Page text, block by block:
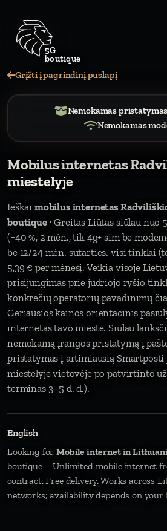
Grįžti į pagrindinį puslapį
Nemokamas
Nemokamas
Mobilus internetas
miestelyje
Ieškai mobilus internetas
boutique· Greitas Liūtas siūlau nuo
(−40 %, 2 mėn., tik 4g+ sim be
be 12/24 mėn. sutarties. visi tinklai
5,39 € per mėnesį. Veikia visoje
prisijungimas prie judriojo ryšio
konkrečių operatorių pavadinimų
Geriausios kainos orientacinis
internetas tavo mieste. Siūlau
nemokamą įrangos pristatymą į
pristatymas į artimiausią Smartposti
miestelyje vietovėje po patvirtinto
terminas 3–5 d. d.).
English
Looking forMobile internet in
boutique – Unlimited mobile internet
contract. Free delivery. Works across
networks; availability depends on your